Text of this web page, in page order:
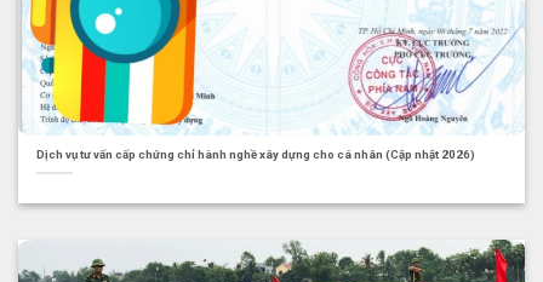
Dịch vụ tư vấn cấp chứng chỉ hành nghề xây dựng cho cá nhân (Cập nhật 2026)